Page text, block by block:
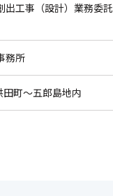
出工事（設計）業務委託
務所
町～五郎島地内